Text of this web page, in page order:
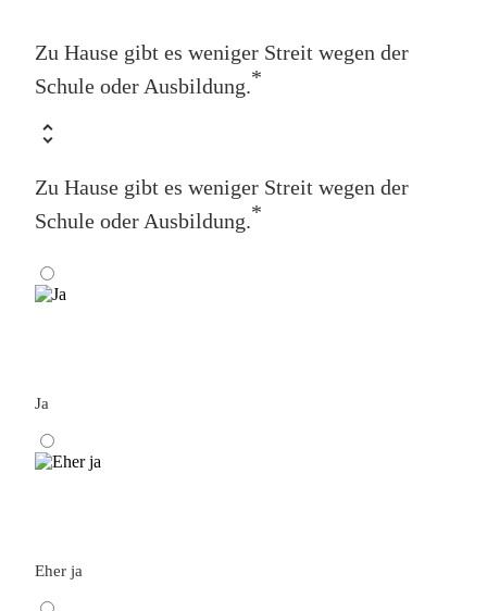
Zu Hause gibt es weniger Streit wegen der
Schule oder Ausbildung.*
Zu Hause gibt es weniger Streit wegen der
Schule oder Ausbildung.*
Ja
Eher ja